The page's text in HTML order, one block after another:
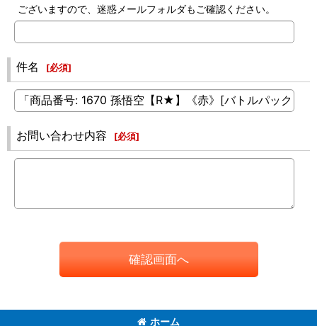
ございますので、迷惑メールフォルダもご確認ください。
件名 [必須]
お問い合わせ内容 [必須]
確認画面へ
ホーム